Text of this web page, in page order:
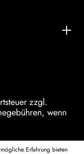
zzgl.
wenn
Erfahrung bieten